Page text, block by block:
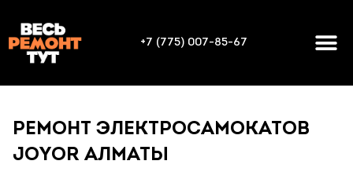
+7 (775) 007-85-67
РЕМОНТ ЭЛЕКТРОСАМОКАТОВ
JOYOR АЛМАТЫ